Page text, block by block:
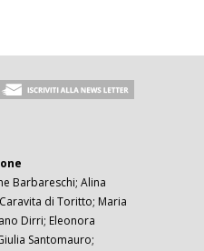
Barbareschi; Alina
di Toritto; Maria
Dirri; Eleonora
Santomauro;